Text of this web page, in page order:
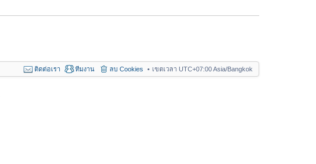
เขตเวลา UTC+07:00 Asia/Bangkok
ลบ Cookies
ทีมงาน
ติดต่อเรา